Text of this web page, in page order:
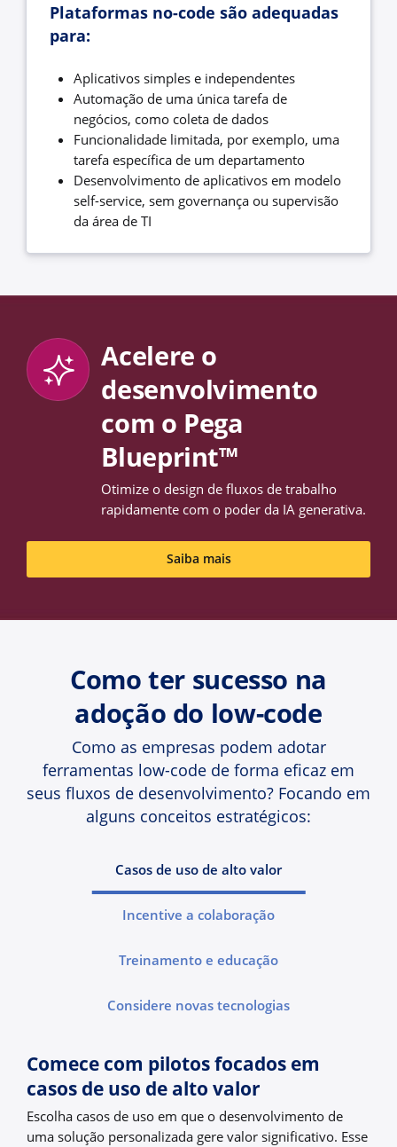
Plataformas no-code são adequadas
para:
Aplicativos simples e independentes
Automação de uma única tarefa de
negócios, como coleta de dados
Funcionalidade limitada, por exemplo, uma
tarefa específica de um departamento
Desenvolvimento de aplicativos em modelo
self-service, sem governança ou supervisão
da área de TI
Acelere o
desenvolvimento
com o Pega
Blueprint™
Otimize o design de fluxos de trabalho
rapidamente com o poder da IA generativa.
Saiba mais
Como ter sucesso na
adoção do low-code
Como as empresas podem adotar
ferramentas low-code de forma eficaz em
seus fluxos de desenvolvimento? Focando em
alguns conceitos estratégicos:
Casos de uso de alto valor
Comece com pilotos focados em
casos de uso de alto valor
Escolha casos de uso em que o desenvolvimento de
uma solução personalizada gere valor significativo. Esse
Incentive a colaboração
Treinamento e educação
Considere novas tecnologias